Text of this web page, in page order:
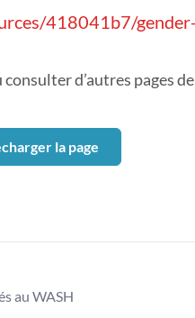
418041b7/
d’autres pages
la page
au WASH